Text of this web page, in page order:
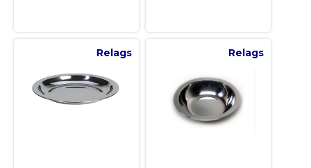
Relags Relags